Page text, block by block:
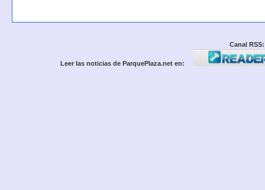
Canal RSS:
Leer las noticias de ParquePlaza.net en: